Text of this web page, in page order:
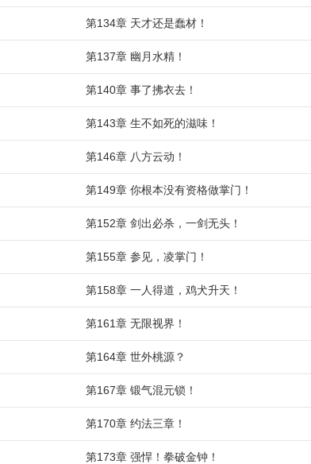
第134章 天才还是蠢材！
第137章 幽月水精！
第140章 事了拂衣去！
第143章 生不如死的滋味！
第146章 八方云动！
第149章 你根本没有资格做掌门！
第152章 剑出必杀，一剑无头！
第155章 参见，凌掌门！
第158章 一人得道，鸡犬升天！
第161章 无限视界！
第164章 世外桃源？
第167章 锻气混元锁！
第170章 约法三章！
第173章 强悍！拳破金钟！